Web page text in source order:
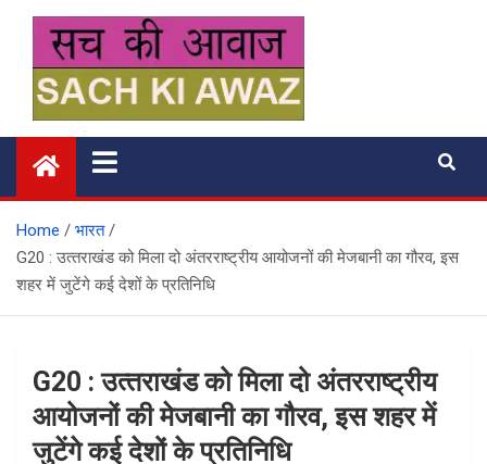
content
सच की आवाज
Home
भारत
G20 : उत्‍तराखंड को मिला दो अंतरराष्ट्रीय आयोजनों की मेजबानी का गौरव, इस
शहर में जुटेंगे कई देशों के प्रतिनिधि
G20 : उत्‍तराखंड को मिला दो अंतरराष्ट्रीय
आयोजनों की मेजबानी का गौरव, इस शहर में
जुटेंगे कई देशों के प्रतिनिधि